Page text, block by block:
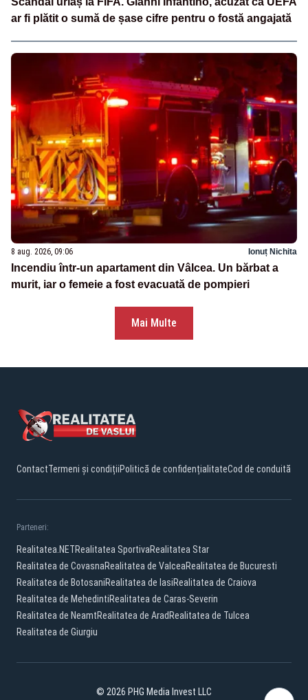
ar fi plătit o sumă de șase cifre pentru o fostă angajată
8 aug. 2026, 09:06 Ionuț Nichita
Incendiu într-un apartament din Vâlcea. Un bărbat a
murit, iar o femeie a fost evacuată de pompieri
Mai Multe
ContactTermeni și condițiiPolitică de confidențialitateCod de conduită
Parteneri:
Realitatea.NETRealitatea SportivaRealitatea Star
Realitatea de CovasnaRealitatea de ValceaRealitatea de Bucuresti
Realitatea de BotosaniRealitatea de IasiRealitatea de Craiova
Realitatea de MehedintiRealitatea de Caras-Severin
Realitatea de NeamtRealitatea de Arad Realitatea de Tulcea
Realitatea de Giurgiu
© 2026 PHG Media Invest LLC